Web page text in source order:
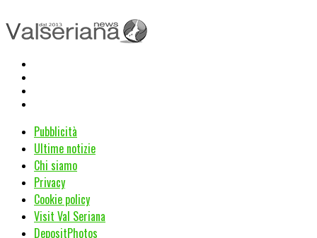
Pubblicità
Ultime notizie
Chi siamo
Privacy
Cookie policy
Visit Val Seriana
DepositPhotos